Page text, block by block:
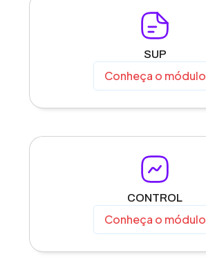
SUP
Conheça o módulo
CONTROL
Conheça o módulo